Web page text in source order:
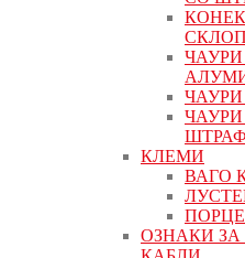
КЛЕМИ
ВАГО
ОЗНАКИ